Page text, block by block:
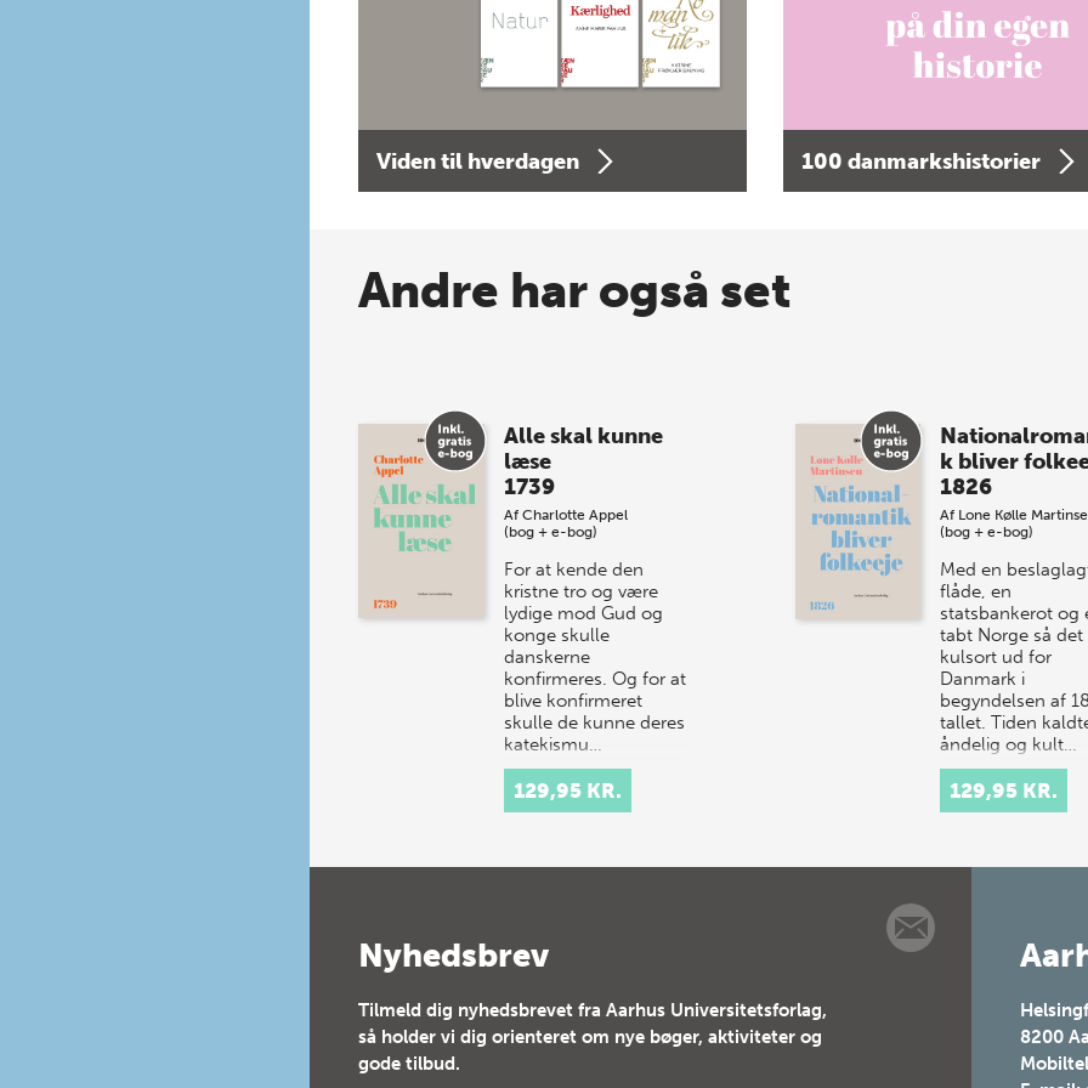
Viden til hverdagen 100 danmarkshistorier
Andre har også set
Alle skal kunne
læse
1739
Af Charlotte Appel
(bog + e-bog)
For at kende den
kristne tro og være
lydige mod Gud og
konge skulle
danskerne
konfirmeres. Og for at
blive konfirmeret
skulle de kunne deres
katekismu…
129,95 KR.
k bliver
1826
Af Lone Kølle
(bog + e-bog)
Med en
flåde, en
statsbankerot og
tabt Norge så det
kulsort ud for
Danmark i
begyndelsen af
tallet. Tiden
åndelig og kult…
129,95 KR.
Nyhedsbrev
Tilmeld dig nyhedsbrevet fra Aarhus Universitetsforlag,
så holder vi dig orienteret om nye bøger, aktiviteter og
gode tilbud.
8200